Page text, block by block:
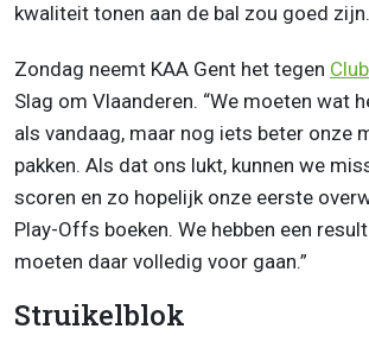
kwaliteit tonen aan de bal zou goed
Zondag neemt KAA Gent het tegen
Slag om Vlaanderen. “We moeten wat
als vandaag, maar nog iets beter onze
pakken. Als dat ons lukt, kunnen we
scoren en zo hopelijk onze eerste
Play-Offs boeken. We hebben een
moeten daar volledig voor gaan.”
Struikelblok